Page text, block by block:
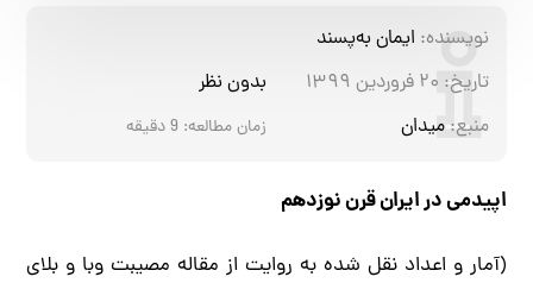
نویسنده: ایمان به‌پسند
تاریخ: ۲۰ فروردین ۱۳۹۹
بدون نظر
منبع: میدان زمان مطالعه: 9دقیقه
اپیدمی در ایران قرن نوزدهم
(آمار و اعداد نقل شده به روایت از مقاله مصیبت وبا و بلای